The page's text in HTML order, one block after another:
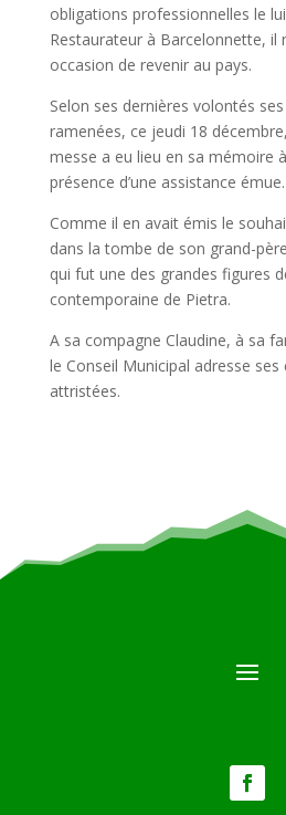
obligations professionnelles le
Restaurateur à Barcelonnette, il
occasion de revenir au pays.
Selon ses dernières volontés
ramenées, ce jeudi 18
messe a eu lieu en sa mémoire à
présence d’une assistance émue.
Comme il en avait émis le
dans la tombe de son grand-
qui fut une des grandes figures
contemporaine de Pietra.
A sa compagne Claudine, à sa
le Conseil Municipal adresse ses
attristées.